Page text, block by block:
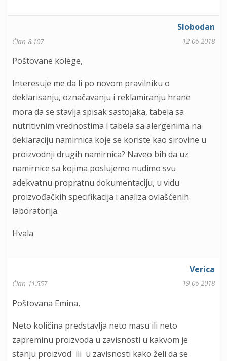
Slobodan
Član 8.107 12-06-2018
Poštovane kolege,
Interesuje me da li po novom pravilniku o
deklarisanju, označavanju i reklamiranju hrane
mora da se stavlja spisak sastojaka, tabela sa
nutritivnim vrednostima i tabela sa alergenima na
deklaraciju namirnica koje se koriste kao sirovine u
proizvodnji drugih namirnica? Naveo bih da uz
namirnice sa kojima poslujemo nudimo svu
adekvatnu propratnu dokumentaciju, u vidu
proizvođačkih specifikacija i analiza ovlašćenih
laboratorija.
Hvala
Verica
Član 11.557 19-06-2018
Poštovana Emina,
Neto količina predstavlja neto masu ili neto
zapreminu proizvoda u zavisnosti u kakvom je
stanju proizvod ili u zavisnosti kako želi da se